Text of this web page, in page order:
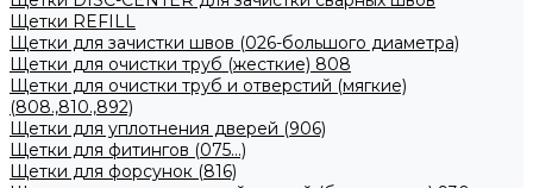
Щетки REFILL
Щетки для зачистки швов (026-большого диаметра)
Щетки для очистки труб (жесткие) 808
Щетки для очистки труб и отверстий (мягкие)
(808.,810.,892)
Щетки для уплотнения дверей (906)
Щетки для фитингов (075...)
Щетки для форсунок (816)